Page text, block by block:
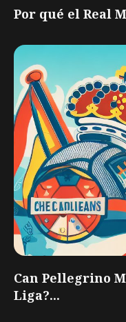
Por qué el Real
Can Pellegrino
Liga?...